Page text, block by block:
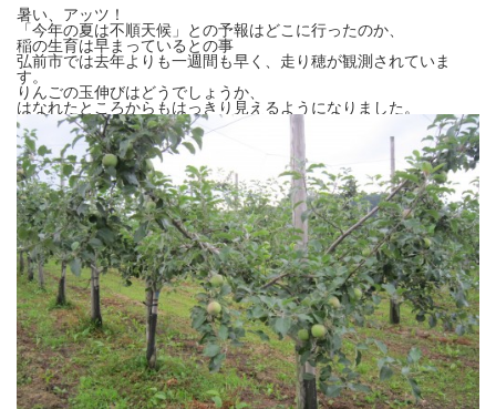
暑い、アッツ！
「今年の夏は不順天候」との予報はどこに行ったのか、
稲の生育は早まっているとの事
弘前市では去年よりも一週間も早く、走り穂が観測されていま
す。
りんごの玉伸びはどうでしょうか、
はなれたところからもはっきり見えるようになりました。